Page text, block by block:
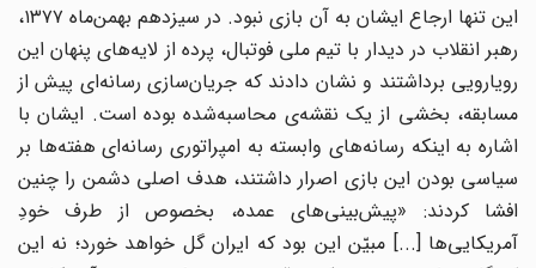
این تنها ارجاع ایشان به آن بازی نبود. در سیزدهم بهمن‌ماه ۱۳۷۷،
رهبر انقلاب در دیدار با تیم ملی فوتبال، پرده از لایه‌های پنهان این
رویارویی برداشتند و نشان دادند که جریان‌سازی رسانه‌ای پیش از
مسابقه، بخشی از یک نقشه‌ی محاسبه‌شده بوده است. ایشان با
اشاره به اینکه رسانه‌های وابسته به امپراتوری رسانه‌ای هفته‌ها بر
سیاسی بودن این بازی اصرار داشتند، هدف اصلی دشمن را چنین
افشا کردند: «پیش‌بینی‌های عمده، بخصوص از طرف خودِ
آمریکایی‌ها [...] مبیّن این بود که ایران گل خواهد خورد؛ نه این